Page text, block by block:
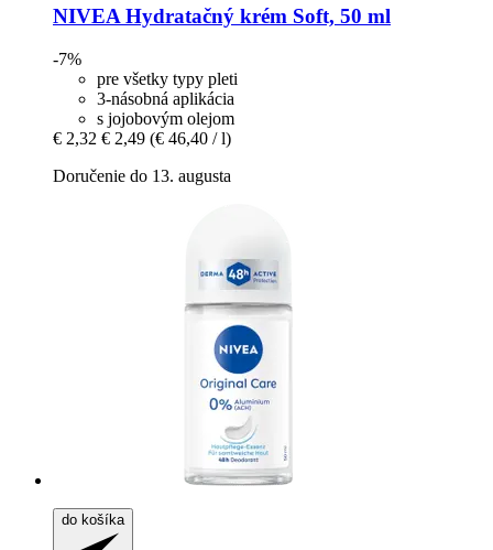
NIVEA Hydratačný krém Soft, 50 ml
-7%
pre všetky typy pleti
3-násobná aplikácia
s jojobovým olejom
€ 2,32 € 2,49 (€ 46,40 / l)
Doručenie do 13. augusta
do košíka